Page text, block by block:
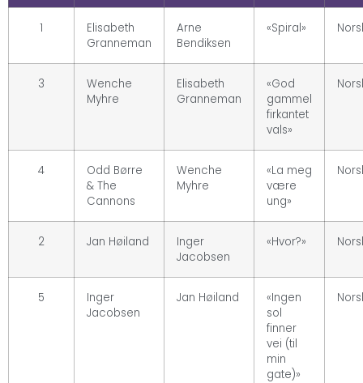
1
Elisabeth
Granneman
Arne
Bendiksen
«Spiral»
3
Wenche
Myhre
Elisabeth
Granneman
«God
gammel
firkantet
vals»
4
Odd Børre
& The
Cannons
Wenche
Myhre
«La meg
være
ung»
2 Jan Høiland
Inger
Jacobsen
«Hvor?»
5
Inger
Jacobsen
Jan Høiland
«Ingen
sol
finner
vei (til
min
gate)»